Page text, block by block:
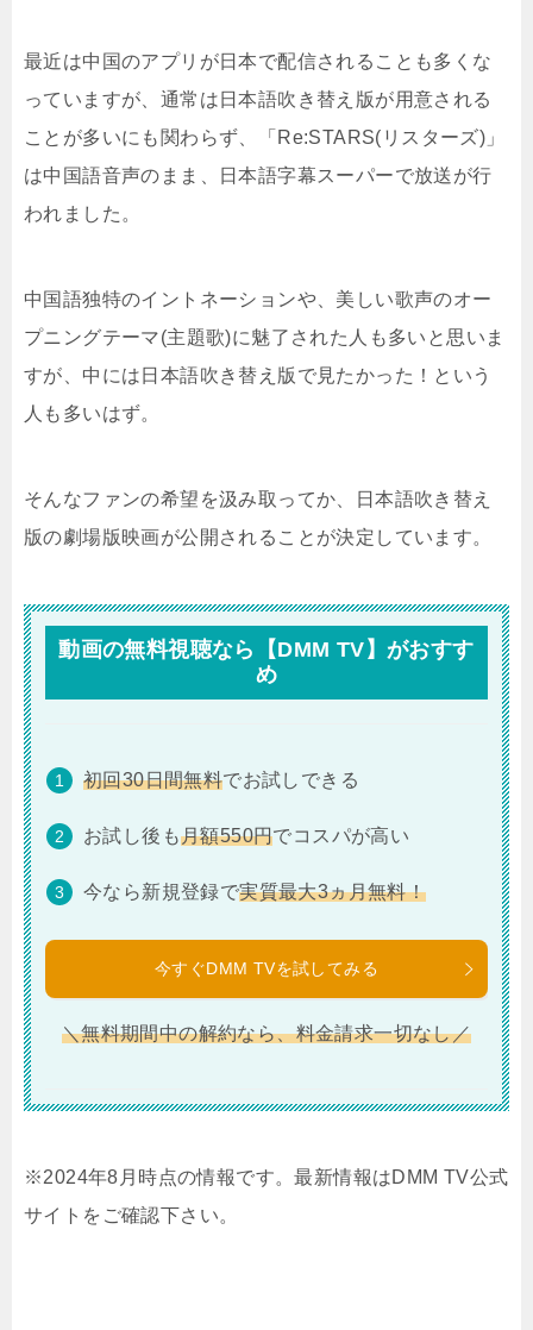
最近は中国のアプリが日本で配信されることも多くな
っていますが、通常は日本語吹き替え版が用意される
ことが多いにも関わらず、「Re:STARS(リスターズ)」
は中国語音声のまま、日本語字幕スーパーで放送が行
われました。
中国語独特のイントネーションや、美しい歌声のオー
プニングテーマ(主題歌)に魅了された人も多いと思いま
すが、中には日本語吹き替え版で見たかった！という
人も多いはず。
そんなファンの希望を汲み取ってか、日本語吹き替え
版の劇場版映画が公開されることが決定しています。
動画の無料視聴なら【DMM TV】がおすす
め
初回30日間無料でお試しできる
お試し後も月額550円でコスパが高い
今なら新規登録で実質最大3ヵ月無料！
今すぐDMM TVを試してみる
＼無料期間中の解約なら、料金請求一切なし／
※2024年8月時点の情報です。最新情報はDMM TV公式
サイトをご確認下さい。